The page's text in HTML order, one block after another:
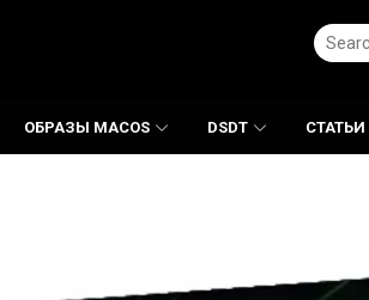
Search
for:
ОБРАЗЫ MACOS DSDT СТАТЬИ